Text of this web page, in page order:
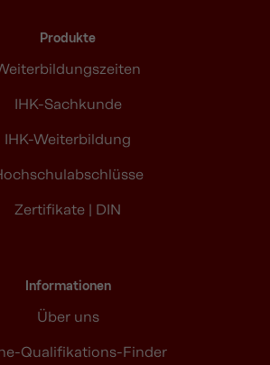
Produkte
IHK-Sachkunde
IHK-Weiterbildung
Zertifikate | DIN
Informationen
Über uns
Qualifikations-Finder